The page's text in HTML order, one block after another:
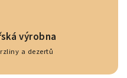
výrobna
a dezertů